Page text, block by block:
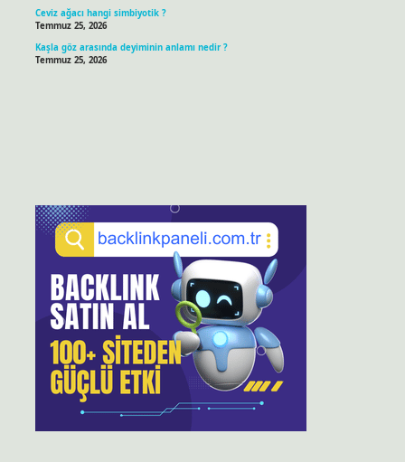
Ceviz ağacı hangi simbiyotik ?
Temmuz 25, 2026
Kaşla göz arasında deyiminin anlamı nedir ?
Temmuz 25, 2026